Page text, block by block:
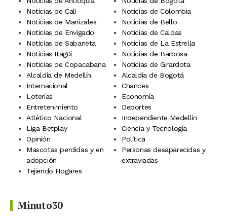
Noticias de Cali
Noticias de Colombia
Noticias de Manizales
Noticias de Bello
Noticias de Envigado
Noticias de Caldas
Noticias de Sabaneta
Noticias de La Estrella
Noticias Itagüí
Noticias de Barbosa
Noticias de Copacabana
Noticias de Girardota
Alcaldía de Medellín
Alcaldía de Bogotá
Internacional
Chances
Loterías
Economía
Entretenimiento
Deportes
Atlético Nacional
Independiente Medellín
Liga Betplay
Ciencia y Tecnología
Opinión
Política
Mascotas perdidas y en
adopción
Personas desaparecidas y
extraviadas
Tejiendo Hogares
Minuto30